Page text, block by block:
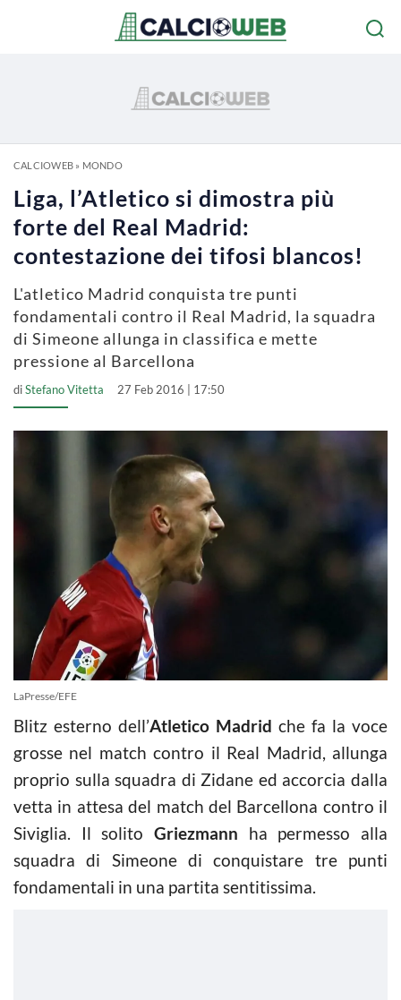
CALCIOWEB» MONDO
Liga, l’Atletico si dimostra più
forte del Real Madrid:
contestazione dei tifosi blancos!
L'atletico Madrid conquista tre punti
fondamentali contro il Real Madrid, la squadra
di Simeone allunga in classifica e mette
pressione al Barcellona
diStefano Vitetta 27 Feb 2016 | 17:50
LaPresse/EFE
Blitz esterno dell’Atletico Madrid che fa la voce
grosse nel match contro il Real Madrid, allunga
proprio sulla squadra di Zidane ed accorcia dalla
vetta in attesa del match del Barcellona contro il
Siviglia. Il solito Griezmann ha permesso alla
squadra di Simeone di conquistare tre punti
fondamentali in una partita sentitissima.